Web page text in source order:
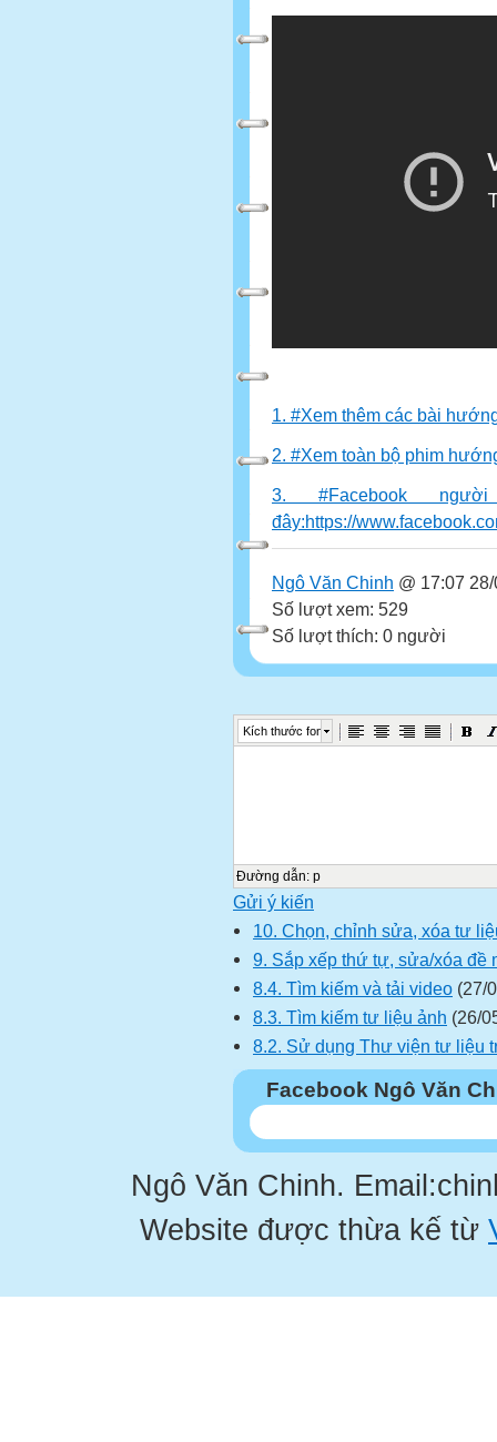
1. #Xem thêm các bài
2. #Xem toàn bộ phim
3. #Facebook
đây:https://
Ngô Văn Chinh @ 17:07
Số lượt xem: 529
Số lượt thích: 0 người
Kích thước font
Đường dẫn: p
Gửi ý kiến
10. Chọn, chỉnh sửa, xóa tư
9. Sắp xếp thứ tự, sửa/xóa đề
8.4. Tìm kiếm và tải video (27/
8.3. Tìm kiếm tư liệu ảnh (26/
8.2. Sử dụng Thư viện tư liệu
Facebook Ngô Văn
Ngô Văn Chinh.
Website được thừa kế từ